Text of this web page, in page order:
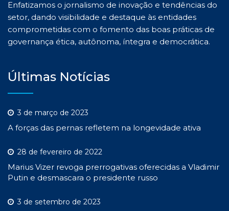
Enfatizamos o jornalismo de inovação e tendências do
setor, dando visibilidade e destaque às entidades
comprometidas com o fomento das boas práticas de
governança ética, autônoma, íntegra e democrática.
Últimas Notícias
3 de março de 2023
A forças das pernas refletem na longevidade ativa
28 de fevereiro de 2022
Marius Vizer revoga prerrogativas oferecidas a Vladimir
Putin e desmascara o presidente russo
3 de setembro de 2023